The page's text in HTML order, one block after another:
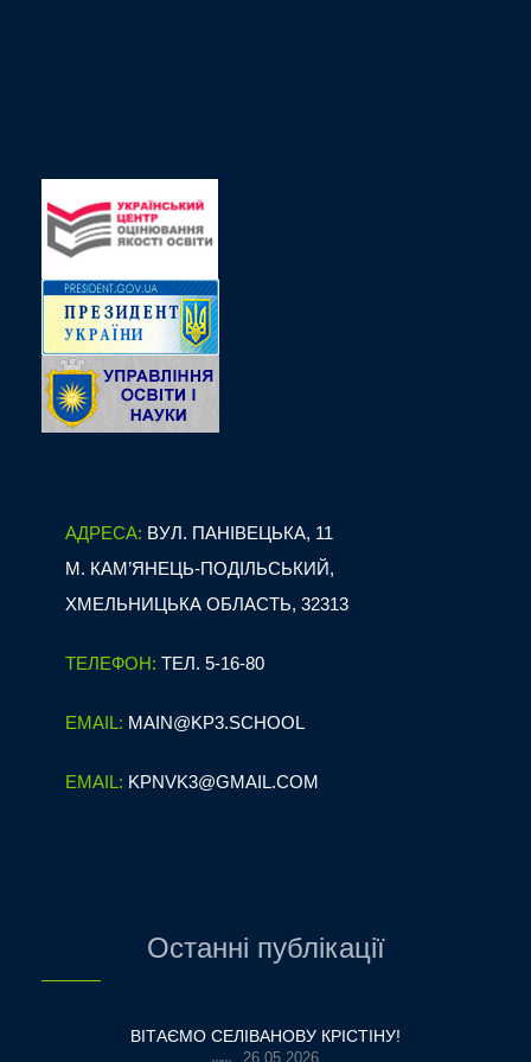
АДРЕСА: ВУЛ. ПАНІВЕЦЬКА, 11
М. КАМ’ЯНЕЦЬ-ПОДІЛЬСЬКИЙ,
ХМЕЛЬНИЦЬКА ОБЛАСТЬ, 32313
ТЕЛЕФОН: ТЕЛ. 5-16-80
EMAIL: MAIN@KP3.SCHOOL
EMAIL: KPNVK3@GMAIL.COM
Останні публікації
ВІТАЄМО СЕЛІВАНОВУ КРІСТІНУ!
26.05.2026